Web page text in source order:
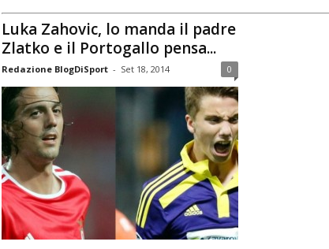
Luka Zahovic, lo manda il padre
Zlatko e il Portogallo pensa...
Redazione BlogDiSport - Set 18, 2014 0